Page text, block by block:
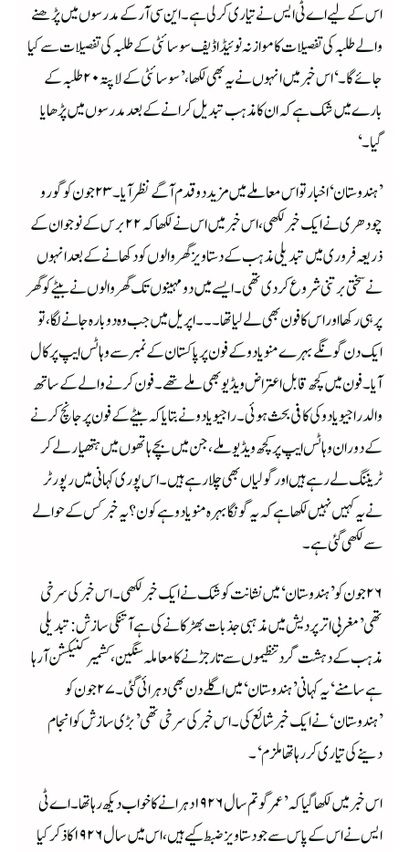
اس کے لیے اے ٹی ایس نے تیاری کرلی ہے۔ این سی آر کے مدرسوں میں پڑھنے
والے طلبہ کی تفصیلات کا موازنہ نوئیڈا ڈیف سوسائٹی کے طلبہ کی تفصیلات سے کیا
جائے گا۔‘ اس خبر میں انہوں نے یہ بھی لکھا، ’سوسائٹی کے لاپتہ ۲۰ طلبہ کے
بارے میں شک ہے کہ ان کا مذہب تبدیل کرانے کے بعد مدرسوں میں پڑھایا
گیا۔‘
’ہندوستان‘ اخبار تو اس معاملے میں مزید دو قدم آگے نظر آیا۔ ۲۳ جون کو گورو
چودھری نے ایک خبر لکھی، اس خبر میں اس نے لکھا کہ ۲۲ برس کے نوجوان کے
ذریعہ فروری میں تبدیلی مذہب کے دستاویز گھر والوں کو دکھانے کے بعد انہوں
نے سختی برتنی شروع کردی تھی۔ ایسے میں دو مہینوں تک گھر والوں نے بیٹے کو گھر
پر ہی رکھا اور اس کا فون بھی لے لیا تھا۔۔۔ اپریل میں جب وہ دوبارہ جانے لگا، تو
ایک دن گونگے بہرے منو یادو کے فون پر پاکستان کے نمبر سے وہاٹس ایپ پر کال
آیا۔ فون میں کچھ قابل اعتراض ویڈیو بھی ملے تھے۔ فون کرنے والے کے ساتھ
والد راجیو یادو کی کافی بحث ہوئی۔ راجیو یادو نے بتایا کہ بیٹے کے فون پر جانچ کرنے
کے دوران وہاٹس ایپ پر کچھ ویڈیو ملے، جن میں بچے ہاتھوں میں ہتھیار لے کر
ٹریننگ لے رہے ہیں اور گولیاں بھی چلا رہے ہیں۔ اس پوری کہانی میں رپورٹر
نے یہ کہیں نہیں لکھا ہے کہ یہ گونگا بہرہ منو یادو ہے کون؟ یہ خبر کس کے حوالے
سے لکھی گئی ہے۔
۲۶ جون کو ’ہندوستان‘ میں نشانت کوشک نے ایک خبر لکھی۔ اس خبر کی سرخی
تھی ’مغربی اتر پردیش میں مذہبی جذبات بھڑکانے کی ہے آتنکی سازش: تبدیلی
مذہب کے دہشت گرد تنظیموں سے تار جڑنے کا معاملہ سنگین، کشمیر کنیکشن آرہا
ہے سامنے‘ یہ کہانی ’ہندوستان‘ میں اگلے دن بھی دہرائی گئی۔ ۲۷ جون کو
’ہندوستان‘ نے ایک خبر شائع کی۔ اس خبر کی سرخی تھی ’بڑی سازش کو انجام
دینے کی تیاری کر رہا تھا ملزم‘۔
اس خبر میں لکھا گیا کہ ’عمر گوتم سال ۱۹۲۶ دہرانے کا خواب دیکھ رہا تھا۔ اے ٹی
ایس نے اس کے پاس سے جو دستاویز ضبط کیے ہیں، اس میں سال ۱۹۲۶ کا ذکر کیا